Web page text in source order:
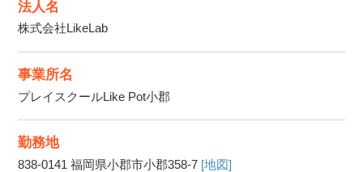
法人名
株式会社LikeLab
事業所名
プレイスクールLike Pot小郡
勤務地
838-0141 福岡県小郡市小郡358-7 [地図]